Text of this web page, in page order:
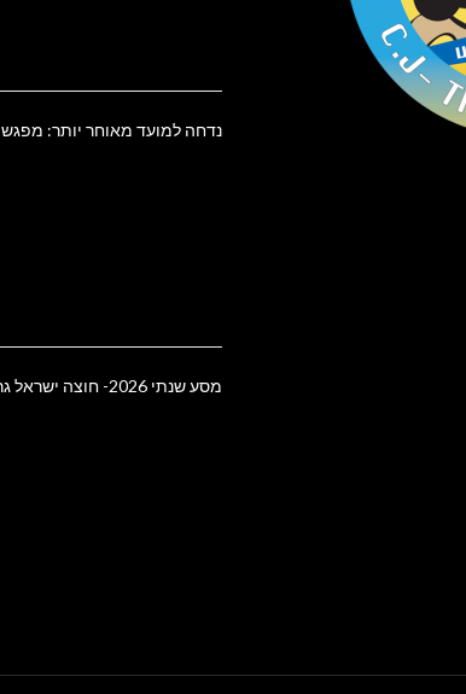
נדחה למועד מאוחר יותר: מפגש 169 (3/26)- נפגשים בבקעה
מסע שנתי 2026- חוצה ישראל גרסת 20 שנה